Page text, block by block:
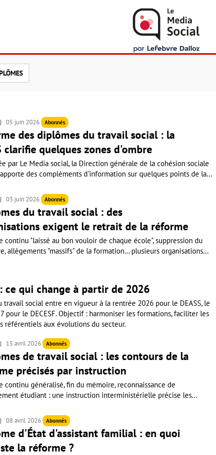
05 juin 2026 Abonnés
des diplômes du travail social : la
clarifie quelques zones d'ombre
par Le Media social, la Direction générale de la cohésion sociale
apporte des compléments d'information sur quelques points de la...
03 juin 2026 Abonnés
du travail social : des
exigent le retrait de la réforme
continu "laissé au bon vouloir de chaque école", suppression du
allègements "massifs" de la formation… plusieurs organisations...
qui change à partir de 2026
social entre en vigueur à la rentrée 2026 pour le DEASS, le
pour le DECESF. Objectif : harmoniser les formations, faciliter les
référentiels aux évolutions du secteur.
15 avril 2026 Abonnés
de travail social : les contours de la
précisés par instruction
continu généralisé, fin du mémoire, reconnaissance de
étudiant : une instruction interministérielle précise les...
08 avril 2026 Abonnés
d'État d'assistant familial : en quoi
la réforme ?